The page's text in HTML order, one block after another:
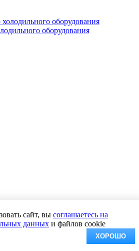
сайт, вы соглашаетесь на
данных и файлов cookie
ХОРОШО
оборудования
оборудования